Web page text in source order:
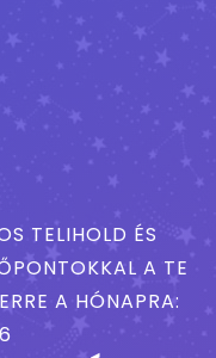
TELIHOLD ÉS
A TE
A HÓNAPRA: